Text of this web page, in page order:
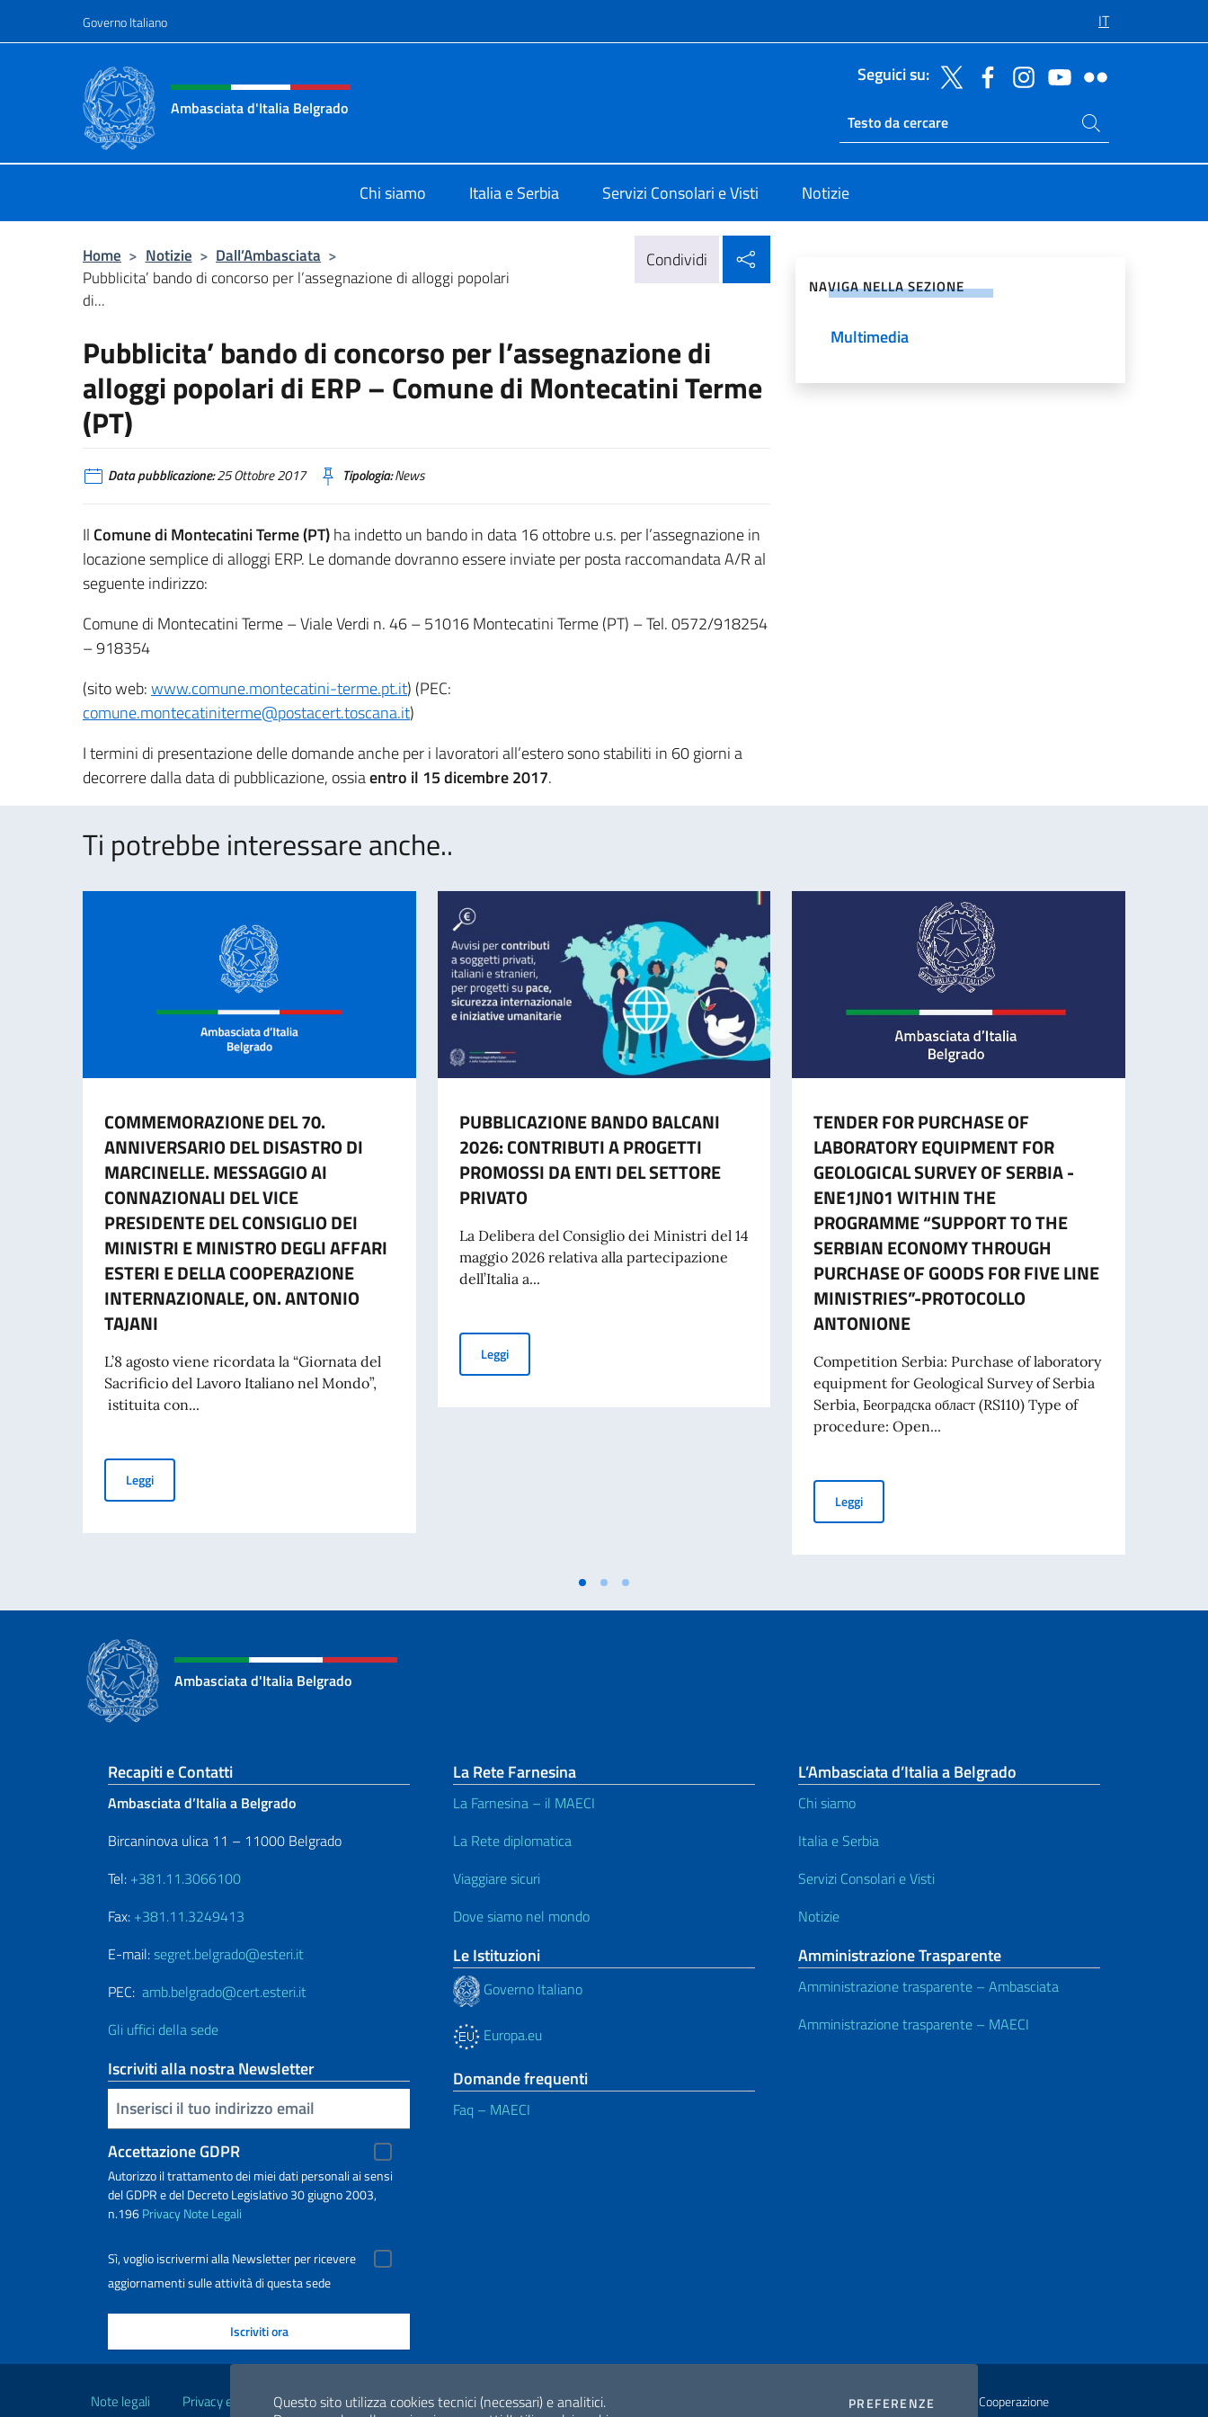
Questo sito utilizza cookies tecnici (necessari) e analitici.
PREFERENZE COOKIES
Governo Italiano IT
Intestazione sito, social e menù
Ambasciata d'Italia Belgrado
Seguici su:
Ricerca sito live
Cerca nel sito
Chi siamo Italia e Serbia Servizi Consolari e Visti Notizie
Home > Notizie > Dall’Ambasciata >
Pubblicita’ bando di concorso per l’assegnazione di alloggi popolari
di...
Condividi
Pubblicita’ bando di concorso per l’assegnazione di
alloggi popolari di ERP – Comune di Montecatini Terme
(PT)
Data pubblicazione:25 Ottobre 2017 Tipologia:News
Il Comune di Montecatini Terme (PT)ha indetto un bando in data 16 ottobre u.s. per l’assegnazione in
locazione semplice di alloggi ERP. Le domande dovranno essere inviate per posta raccomandata A/R al
seguente indirizzo:
Comune di Montecatini Terme – Viale Verdi n. 46 – 51016 Montecatini Terme (PT) – Tel. 0572/918254
– 918354
(sito web:www.comune.montecatini-terme.pt.it) (PEC:
comune.montecatiniterme@postacert.toscana.it)
I termini di presentazione delle domande anche per i lavoratori all’estero sono stabiliti in 60 giorni a
decorrere dalla data di pubblicazione, ossiaentro il 15 dicembre 2017.
NAVIGA NELLA SEZIONE
Multimedia
Ti potrebbe interessare anche..
COMMEMORAZIONE DEL 70.
ANNIVERSARIO DEL DISASTRO DI
MARCINELLE. MESSAGGIO AI
CONNAZIONALI DEL VICE
PRESIDENTE DEL CONSIGLIO DEI
MINISTRI E MINISTRO DEGLI AFFARI
ESTERI E DELLA COOPERAZIONE
INTERNAZIONALE, ON. ANTONIO
TAJANI
L’8 agosto viene ricordata la “Giornata del
Sacrificio del Lavoro Italiano nel Mondo”,
istituita con...
LeggiCOMMEMORAZIONE DEL 70. ANNIVERSARIO DEL DISASTRO DI MARCINELLE. MESSAGGIO AI CONNAZIONALI DEL VICE PRESIDENTE DEL CONSIGLIO DEI MINISTRI E MINISTRO DEGLI AFFARI
PUBBLICAZIONE BANDO BALCANI
2026: CONTRIBUTI A PROGETTI
PROMOSSI DA ENTI DEL SETTORE
PRIVATO
La Delibera del Consiglio dei Ministri del 14
maggio 2026 relativa alla partecipazione
dell’Italia a...
LeggiPUBBLICAZIONE BANDO BALCANI 2026: CONTRIBUTI A PROGETTI PROMOSSI DA ENTI DEL SETTORE PRIVATO
TENDER FOR PURCHASE OF
LABORATORY EQUIPMENT FOR
GEOLOGICAL SURVEY OF SERBIA -
ENE1JN01 WITHIN THE
PROGRAMME “SUPPORT TO THE
SERBIAN ECONOMY THROUGH
PURCHASE OF GOODS FOR FIVE LINE
MINISTRIES”-PROTOCOLLO
ANTONIONE
Competition Serbia: Purchase of laboratory
equipment for Geological Survey of Serbia
Serbia, Београдска област (RS110) Type of
procedure: Open...
LeggiTENDER FOR PURCHASE OF LABORATORY EQUIPMENT FOR
Ambasciata d'Italia Belgrado
Sezione footer
Recapiti e Contatti
Ambasciata d’Italia a Belgrado
Bircaninova ulica 11 – 11000 Belgrado
Tel: +381.11.3066100
Fax: +381.11.3249413
E-mail:segret.belgrado@esteri.it
PEC: amb.belgrado@cert.esteri.it
Gli uffici della sede
Iscriviti alla nostra Newsletter
Inserisci la tua email
Accettazione GDPR
Autorizzo il trattamento dei miei dati personali ai sensi
del GDPR e del Decreto Legislativo 30 giugno 2003,
n.196PrivacyNote Legali
Sì, voglio iscrivermi alla Newsletter per ricevere
aggiornamenti sulle attività di questa sede
La Rete Farnesina
La Farnesina – il MAECI
La Rete diplomatica
Viaggiare sicuri
Dove siamo nel mondo
Le Istituzioni
Governo Italiano
Europa.eu
Domande frequenti
Faq – MAECI
L’Ambasciata d’Italia a Belgrado
Chi siamo
Italia e Serbia
Servizi Consolari e Visti
Notizie
Amministrazione Trasparente
Amministrazione trasparente – Ambasciata
Amministrazione trasparente – MAECI
Note legali Privacy e cookie policy Dichiarazione di accessibilità
2026 Copyright Ministero degli Affari Esteri e della Cooperazione